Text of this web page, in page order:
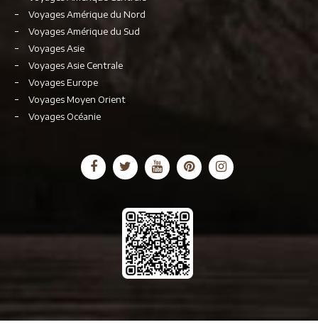
Voyages Amérique du Nord
Voyages Amérique du Sud
Voyages Asie
Voyages Asie Centrale
Voyages Europe
Voyages Moyen Orient
Voyages Océanie